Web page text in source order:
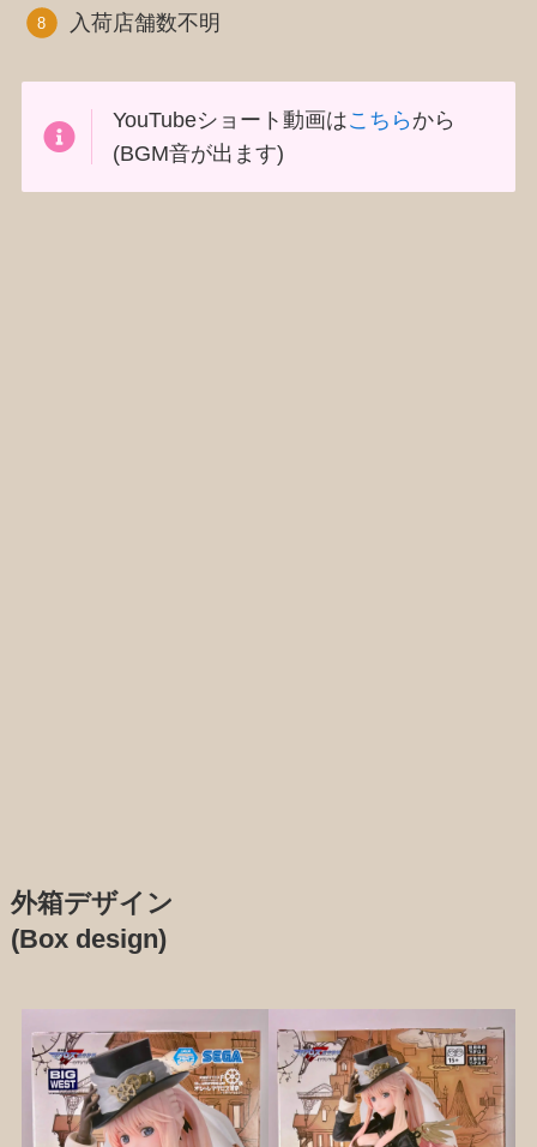
入荷店舗数不明
YouTubeショート動画はこちら から
(BGM音が出ます)
外箱デザイン
(Box design)